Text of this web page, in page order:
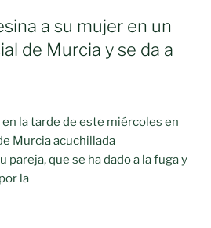
a su mujer en un
de Murcia y se da a
la tarde de este miércoles en
Murcia acuchillada
que se ha dado a la fuga y
la